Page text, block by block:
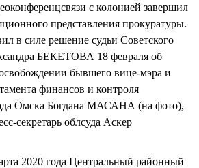
с колонией завершил
представления прокуратуры.
в силе решение судьи Советского
БЕКЕТОВА 18 февраля об
бывшего вице-мэра и
финансов и контроля
Омска Богдана МАСАНА (на фото),
секретарь облсуда Аскер
2020 года Центральный районный